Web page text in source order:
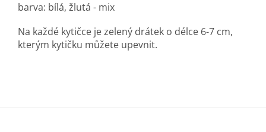
barva: bílá, žlutá - mix
Na každé kytičce je zelený drátek o délce 6-7 cm,
kterým kytičku můžete upevnit.
Z